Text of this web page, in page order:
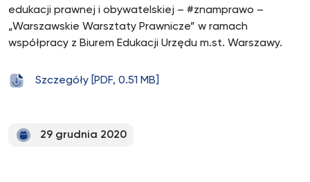
edukacji prawnej i obywatelskiej – #znamprawo –
„Warszawskie Warsztaty Prawnicze” w ramach
współpracy z Biurem Edukacji Urzędu m.st. Warszawy.
Szczegóły [PDF, 0.51 MB]
29 grudnia 2020